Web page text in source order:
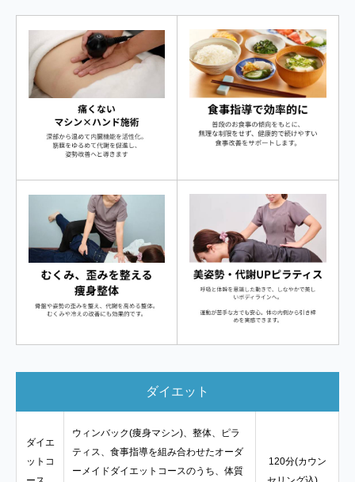
ダイエット
ダイエ
ットコ
ウィンバック(痩身マシン)、整体、ピラ
ティス、食事指導を組み合わせたオーダ
ーメイドダイエットコースのうち、体質
120分(カウン